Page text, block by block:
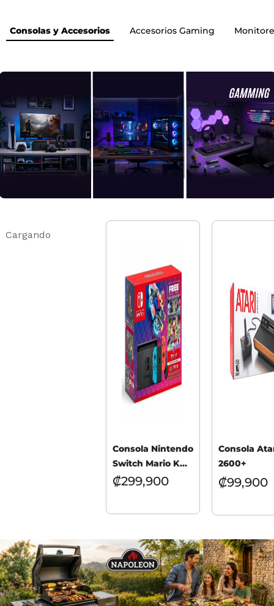
Consolas y Accesorios Accesorios Gaming
Cargando
Consola Nintendo
Switch Mario Kart
8 Deluxe Bundle
₡299,900
Consola
2600+
₡99,900